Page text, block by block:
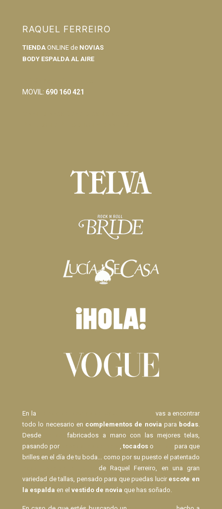
RAQUEL FERREIRO
TIENDA ONLINE de NOVIAS
BODY ESPALDA AL AIRE
MOVIL: 690 160 421
En la
vas a encontrar
todo lo necesario en complementos de novia para bodas.
Desde
fabricados a mano con las mejores telas,
pasando por
,tocados o
para que
brilles en el día de tu boda... como por su puesto el patentado
de Raquel Ferreiro, en una gran
variedad de tallas, pensado para que puedas lucir escote en
la espalda en el vestido de novia que has soñado.